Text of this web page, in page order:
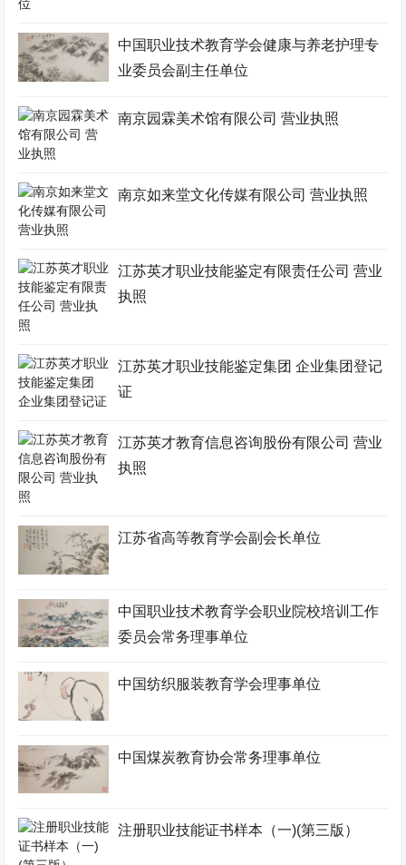
中国职业技术教育学会健康与养老护理专
业委员会副主任单位
南京园霖美术馆有限公司 营业执照
南京如来堂文化传媒有限公司 营业执照
江苏英才职业技能鉴定有限责任公司 营业
执照
江苏英才职业技能鉴定集团 企业集团登记
证
江苏英才教育信息咨询股份有限公司 营业
执照
江苏省高等教育学会副会长单位
中国职业技术教育学会职业院校培训工作
委员会常务理事单位
中国纺织服装教育学会理事单位
中国煤炭教育协会常务理事单位
注册职业技能证书样本（一)(第三版）